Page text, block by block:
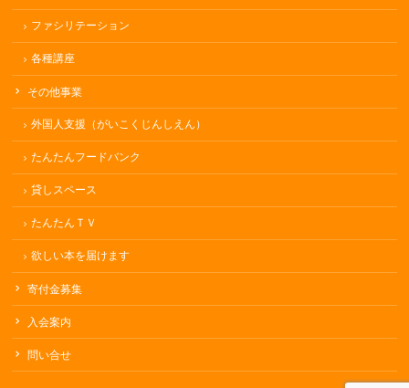
ファシリテーション
各種講座
その他事業
外国人支援（がいこくじんしえん）
たんたんフードバンク
貸しスペース
たんたんＴＶ
欲しい本を届けます
寄付金募集
入会案内
問い合せ